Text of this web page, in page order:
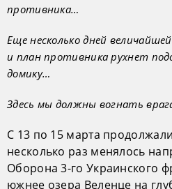
противника…
Еще несколько дней
и план противника рухнет
домику…
Здесь мы должны вогнать
С 13 по 15 марта
несколько раз менялось
Оборона 3-го Украинского
южнее озера Веленце на